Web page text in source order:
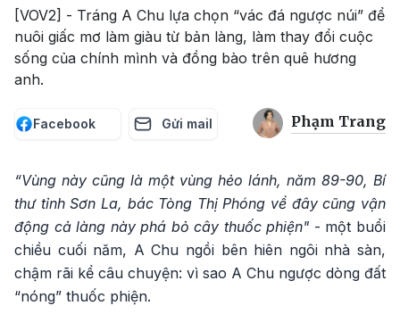
[VOV2] - Tráng A Chu lựa chọn “vác đá ngược núi” để
nuôi giấc mơ làm giàu từ bản làng, làm thay đổi cuộc
sống của chính mình và đồng bào trên quê hương
anh.
Facebook Gửi mail Phạm Trang
“Vùng này cũng là một vùng hẻo lánh, năm 89-90, Bí
thư tỉnh Sơn La, bác Tòng Thị Phóng về đây cũng vận
động cả làng này phá bỏ cây thuốc phiện" - một buổi
chiều cuối năm, A Chu ngồi bên hiên ngôi nhà sàn,
chậm rãi kể câu chuyện: vì sao A Chu ngược dòng đất
“nóng” thuốc phiện.